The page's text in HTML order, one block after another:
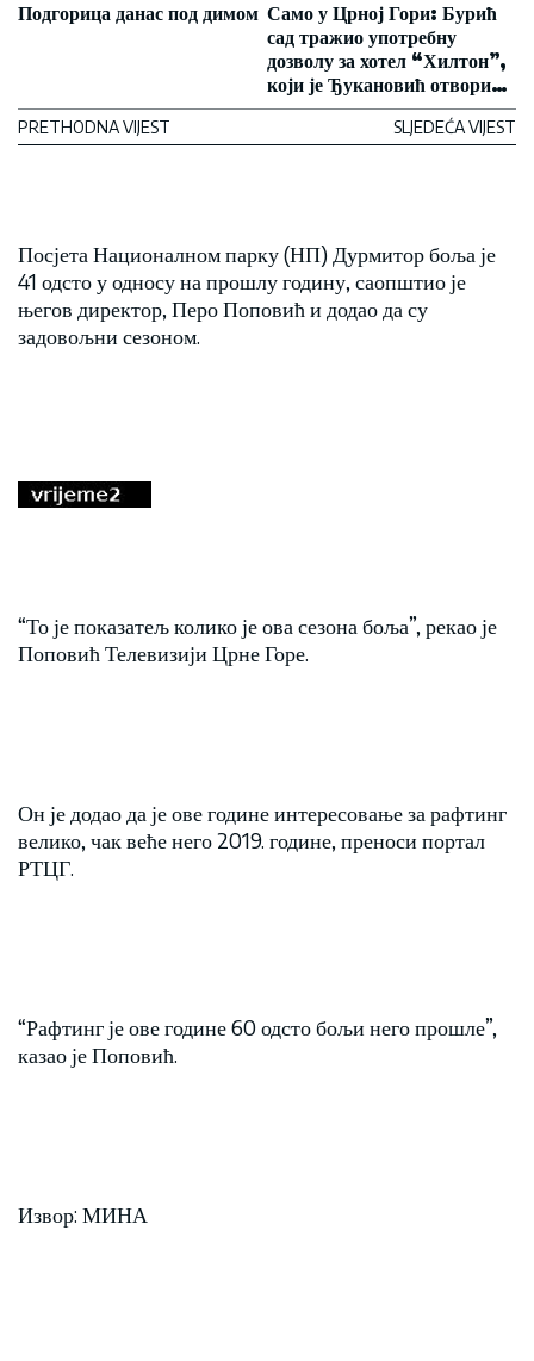
Подгорица данас под димом
PRETHODNA VIJEST
Само у Црној Гори: Бурић
сад тражио употребну
дозволу за хотел “Хилтон”,
који је Ђукановић отворио
2016. године
SLJEDEĆA VIJEST
Посјета Националном парку (НП) Дурмитор боља је
41 одсто у односу на прошлу годину, саопштио је
његов директор, Перо Поповић и додао да су
задовољни сезоном.
“То је показатељ колико је ова сезона боља”, рекао је
Поповић Телевизији Црне Горе.
Он је додао да је ове године интересовање за рафтинг
велико, чак веће него 2019. године, преноси портал
РТЦГ.
“Рафтинг је ове године 60 одсто бољи него прошле”,
казао је Поповић.
Извор: МИНА